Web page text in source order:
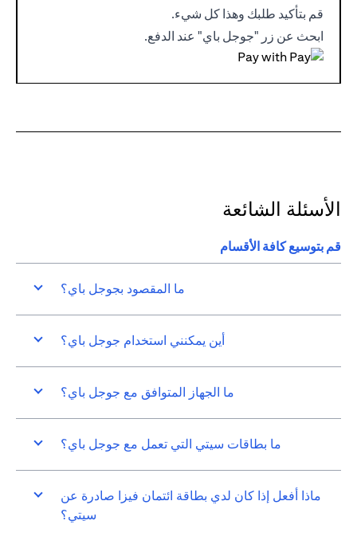
قم بتأكيد طلبك وهذا كل شيء.
ابحث عن زر "جوجل باي" عند الدفع.
الأسئلة الشائعة
قم بتوسيع كافة الأقسام
ما المقصود بجوجل باي؟
أين يمكنني استخدام جوجل باي؟
ما الجهاز المتوافق مع جوجل باي؟
ما بطاقات سيتي التي تعمل مع جوجل باي؟
ماذا أفعل إذا كان لدي بطاقة ائتمان فيزا صادرة عن
سيتي؟